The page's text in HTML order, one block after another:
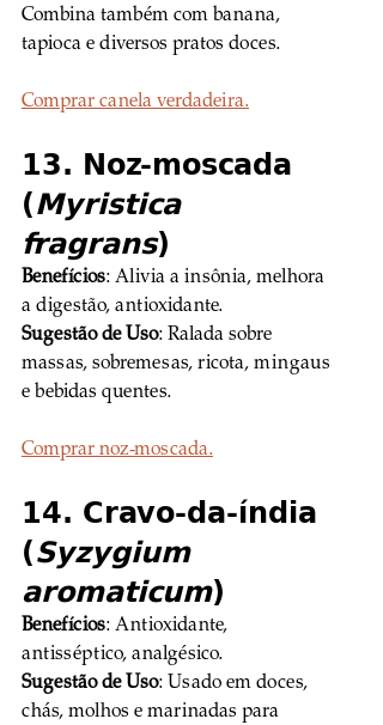
Combina também com banana,
tapioca e diversos pratos doces.
Comprar canela verdadeira.
13. Noz-moscada
(Myristica
fragrans)
Benefícios: Alivia a insônia, melhora
a digestão, antioxidante.
Sugestão de Uso: Ralada sobre
massas, sobremesas, ricota, mingaus
e bebidas quentes.
Comprar noz-moscada.
14. Cravo-da-índia
(Syzygium
aromaticum)
Benefícios: Antioxidante,
antisséptico, analgésico.
Sugestão de Uso: Usado em doces,
chás, molhos e marinadas para